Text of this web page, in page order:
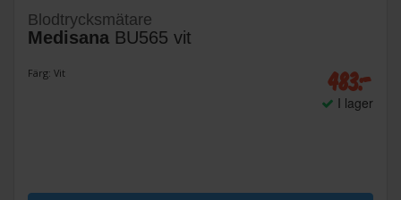
Blodtrycksmätare
Medisana BU565 vit
Färg: Vit 483:-
I lager